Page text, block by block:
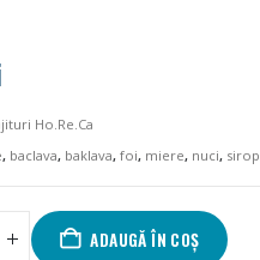
Ho.Re.Ca
, baclava, baklava,foi, miere, nuci, sirop
ADAUGĂ ÎN COȘ